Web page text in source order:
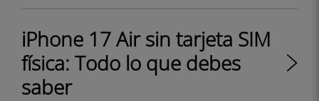
iPhone 17 Air sin tarjeta SIM
física: Todo lo que debes
saber